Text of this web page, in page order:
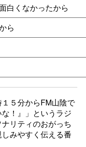
白くなかったから
ら
５分からFM山陰で
！』」というラジ
リティのおがっち
みやすく伝える番